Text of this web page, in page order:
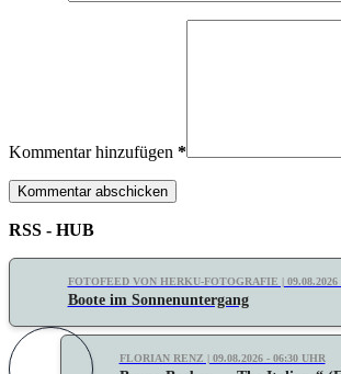
Kommentar hinzufügen *
Kommentar abschicken
RSS - HUB
FOTOFEED VON HERKU-FOTOGRAFIE | 09.08.2026
Boote im Sonnenuntergang
FLORIAN RENZ | 09.08.2026 - 06:30 UHR